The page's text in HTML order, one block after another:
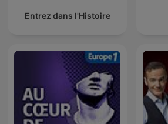
Entrez dans l'Histoire